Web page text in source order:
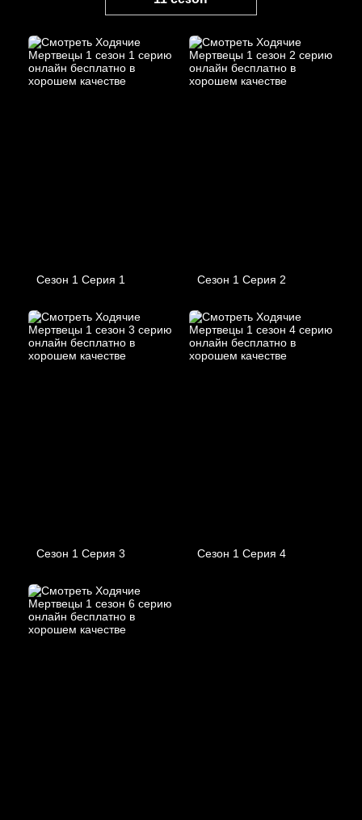
Сезон 1 Серия 1 Сезон 1 Серия 2
Сезон 1 Серия 3 Сезон 1 Серия 4